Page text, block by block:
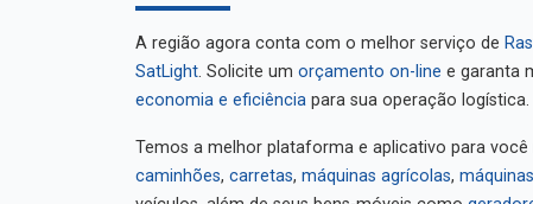
A região agora conta com o melhor serviço de
SatLight
. Solicite um orçamento on-line
e garanta
economia e eficiência
para sua operação logística.
Temos a melhor plataforma e aplicativo para você
caminhões
máquinas agrícolas
veículos, além de seus bens-móveis como